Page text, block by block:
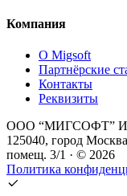
Компания
О Migsoft
Партнёрские
Контакты
Реквизиты
ООО “МИГСОФТ”
125040, город
помещ. 3/1 · © 2026
Политика